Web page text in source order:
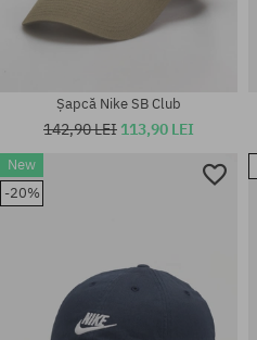
mărime universală
Șapcă Nike SB Club
142,90 LEI 113,90 LEI
New
-20%